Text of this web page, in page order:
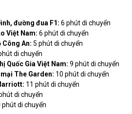
đường đua F1: 6 phút di chuyển
Việt Nam: 6 phút di chuyển
Công An: 5 phút di chuyển
di chuyển
Quốc Gia Việt Nam: 9 phút di chuyển
The Garden: 10 phút di chuyển
11 phút di chuyển
di chuyển
phút di chuyển